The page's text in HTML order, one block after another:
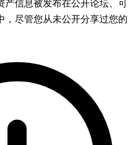
产信息被发布在公开论坛、可
，尽管您从未公开分享过您的